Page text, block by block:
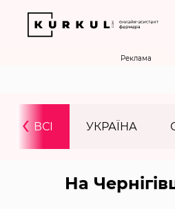
Реклама
ВСІ УКРАЇНА
‹
На